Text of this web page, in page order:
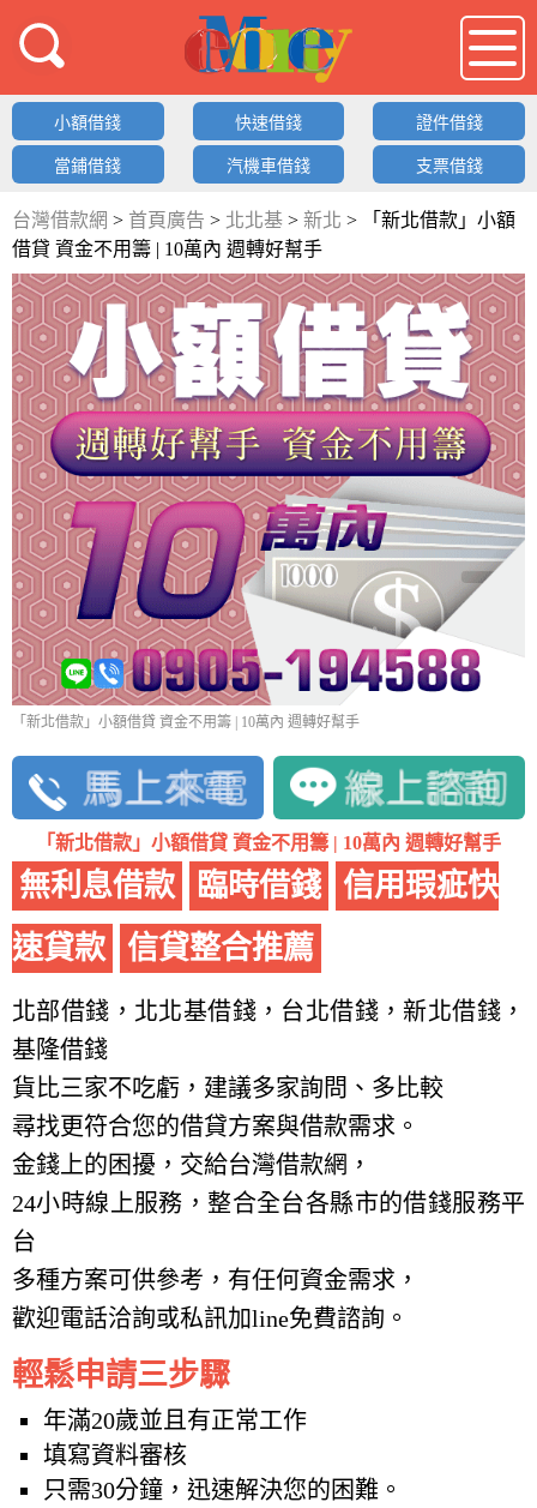
借錢LOGO
小額借錢 快速借錢 證件借錢
當鋪借錢 汽機車借錢 支票借錢
台灣借款網 > 首頁廣告 > 北北基 > 新北 >
「新北借款」小額
借貸 資金不用籌 | 10萬內 週轉好幫手
「新北借款」小額借貸 資金不用籌 | 10萬內 週轉好幫手
「新北借款」小額借貸 資金不用籌 | 10萬內 週轉好幫手
無利息借款 臨時借錢
信用瑕疵快
速貸款
信貸整合推薦
北部借錢，北北基借錢，台北借錢，新北借錢，
基隆借錢
貨比三家不吃虧，建議多家詢問、多比較
尋找更符合您的借貸方案與借款需求。
金錢上的困擾，交給台灣借款網，
24小時線上服務，整合全台各縣市的借錢服務平
台
多種方案可供參考，有任何資金需求，
歡迎電話洽詢或私訊加line免費諮詢。
輕鬆申請三步驟
年滿20歲並且有正常工作
填寫資料審核
只需30分鐘，迅速解決您的困難。